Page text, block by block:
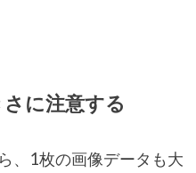
に注意する
、1枚の画像データも大